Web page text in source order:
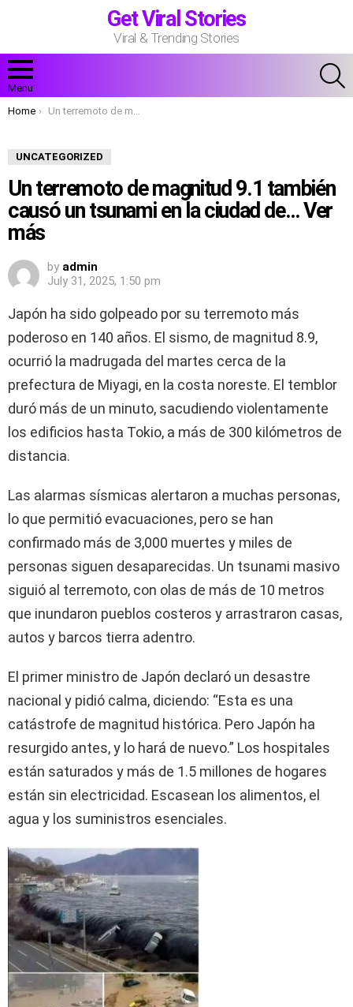
Get Viral Stories
Viral & Trending Stories
Menu
You are here:
Home Un terremoto de magnitud 9.1 también causó un tsunami en la ciudad de… Ver más
UNCATEGORIZED
Un terremoto de magnitud 9.1 también
causó un tsunami en la ciudad de… Ver
más
by admin
July 31, 2025, 1:50 pm
Japón ha sido golpeado por su terremoto más
poderoso en 140 años. El sismo, de magnitud 8.9,
ocurrió la madrugada del martes cerca de la
prefectura de Miyagi, en la costa noreste. El temblor
duró más de un minuto, sacudiendo violentamente
los edificios hasta Tokio, a más de 300 kilómetros de
distancia.
Las alarmas sísmicas alertaron a muchas personas,
lo que permitió evacuaciones, pero se han
confirmado más de 3,000 muertes y miles de
personas siguen desaparecidas. Un tsunami masivo
siguió al terremoto, con olas de más de 10 metros
que inundaron pueblos costeros y arrastraron casas,
autos y barcos tierra adentro.
El primer ministro de Japón declaró un desastre
nacional y pidió calma, diciendo: “Esta es una
catástrofe de magnitud histórica. Pero Japón ha
resurgido antes, y lo hará de nuevo.” Los hospitales
están saturados y más de 1.5 millones de hogares
están sin electricidad. Escasean los alimentos, el
agua y los suministros esenciales.